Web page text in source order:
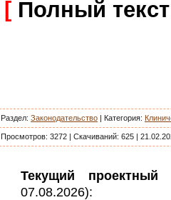
[ Полный
Раздел: Законодательство | Категория:
Просмотров: 3272 | Скачиваний: 625 |
Текущий проектный
07.08.2026):